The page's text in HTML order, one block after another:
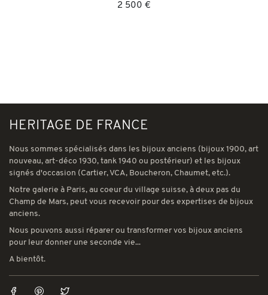
2 500 €
HERITAGE DE FRANCE
Nous sommes spécialisés dans les bijoux anciens (bijoux 1900, art
nouveau, art-déco 1930, tank 1940 ou postérieur) et les bijoux
signés d'occasion (Cartier, VCA, Boucheron, Chaumet, etc.).
Notre galerie à Paris, au coeur du village suisse, à deux pas du
Champ de Mars, peut vous recevoir pour des expertises de bijoux
anciens.
Nous pouvons aussi réparer ou transformer vos bijoux anciens
pour leur donner une seconde vie...
A bientôt.